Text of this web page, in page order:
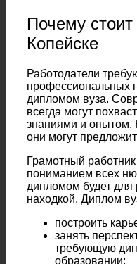
Почему
Копейске
Работодатели
профессиональных
дипломом вуза.
всегда могут
знаниями и опытом.
они могут
Грамотный
пониманием всех
дипломом будет для
находкой. Диплом
построить
занять
требующую
образовании;